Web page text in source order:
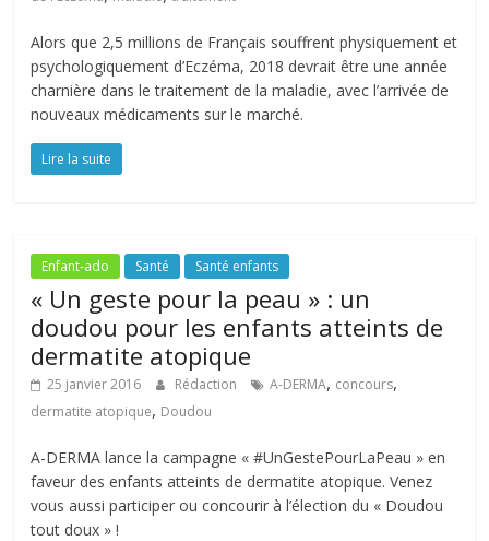
Alors que 2,5 millions de Français souffrent physiquement et
psychologiquement d’Eczéma, 2018 devrait être une année
charnière dans le traitement de la maladie, avec l’arrivée de
nouveaux médicaments sur le marché.
Lire la suite
Enfant-ado Santé Santé enfants
« Un geste pour la peau » : un
doudou pour les enfants atteints de
dermatite atopique
25 janvier 2016 Rédaction A-DERMA, concours,
dermatite atopique, Doudou
A-DERMA lance la campagne « #UnGestePourLaPeau » en
faveur des enfants atteints de dermatite atopique. Venez
vous aussi participer ou concourir à l’élection du « Doudou
tout doux » !